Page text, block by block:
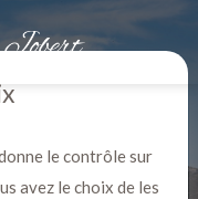
le contrôle sur
avez le choix de les